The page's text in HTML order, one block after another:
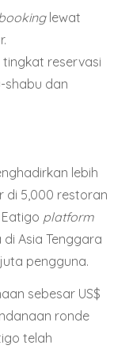
lewat
reservasi
shabu dan
lebih
di 5,000 restoran
platform
Asia Tenggara
pengguna.
sebesar US$
ronde
telah